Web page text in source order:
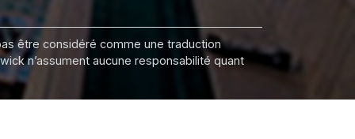
être considéré comme une traduction
n’assument aucune responsabilité quant